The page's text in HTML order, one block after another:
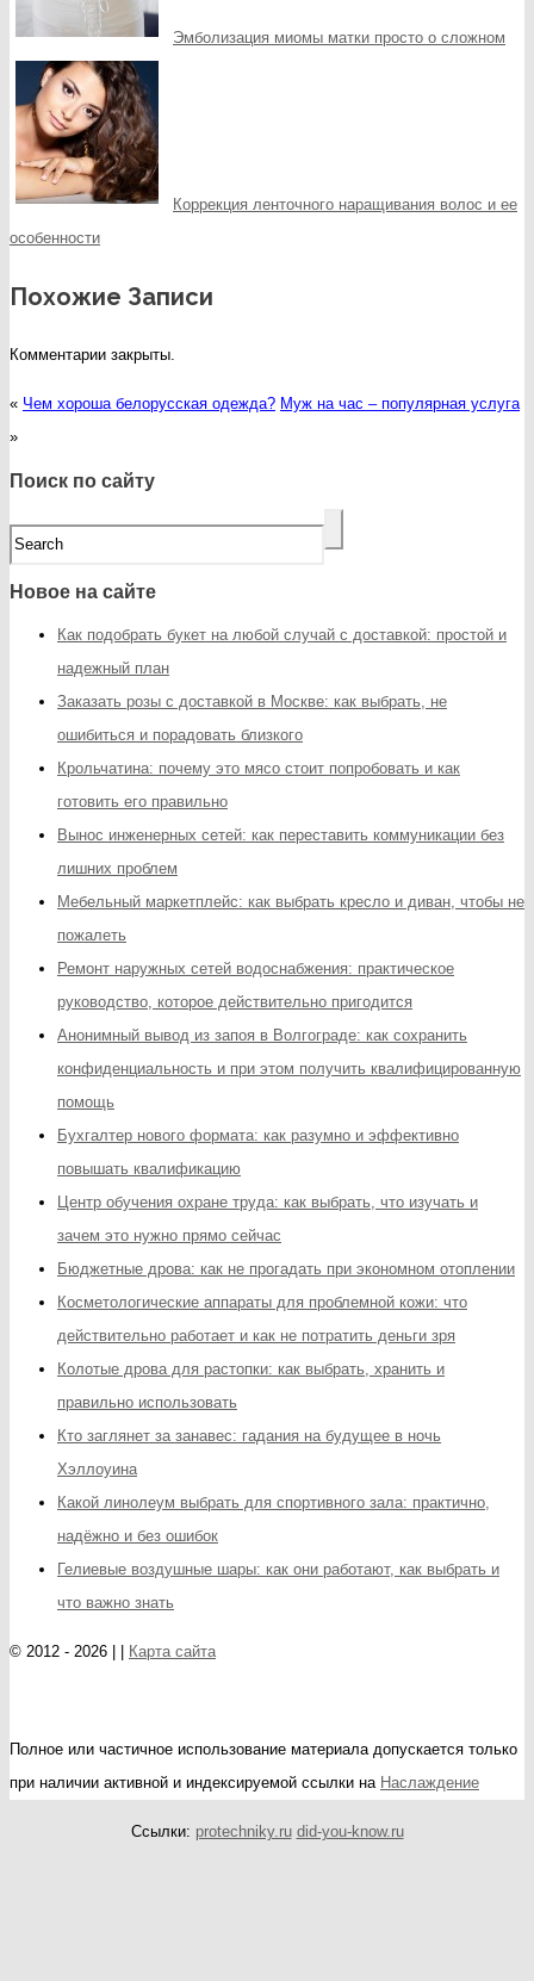
Эмболизация миомы матки просто о сложном
Коррекция ленточного наращивания волос и ее
особенности
Похожие Записи
Комментарии закрыты.
« Чем хороша белорусская одежда? Муж на час – популярная услуга
»
Поиск по сайту
Новое на сайте
Как подобрать букет на любой случай с доставкой: простой и
надежный план
Заказать розы с доставкой в Москве: как выбрать, не
ошибиться и порадовать близкого
Крольчатина: почему это мясо стоит попробовать и как
готовить его правильно
Вынос инженерных сетей: как переставить коммуникации без
лишних проблем
Мебельный маркетплейс: как выбрать кресло и диван, чтобы не
пожалеть
Ремонт наружных сетей водоснабжения: практическое
руководство, которое действительно пригодится
Анонимный вывод из запоя в Волгограде: как сохранить
конфиденциальность и при этом получить квалифицированную
помощь
Бухгалтер нового формата: как разумно и эффективно
повышать квалификацию
Центр обучения охране труда: как выбрать, что изучать и
зачем это нужно прямо сейчас
Бюджетные дрова: как не прогадать при экономном отоплении
Косметологические аппараты для проблемной кожи: что
действительно работает и как не потратить деньги зря
Колотые дрова для растопки: как выбрать, хранить и
правильно использовать
Кто заглянет за занавес: гадания на будущее в ночь
Хэллоуина
Какой линолеум выбрать для спортивного зала: практично,
надёжно и без ошибок
Гелиевые воздушные шары: как они работают, как выбрать и
что важно знать
© 2012 - 2026 | | Карта сайта
Полное или частичное использование материала допускается только
при наличии активной и индексируемой ссылки на Наслаждение
Ссылки: protechniky.ru did-you-know.ru